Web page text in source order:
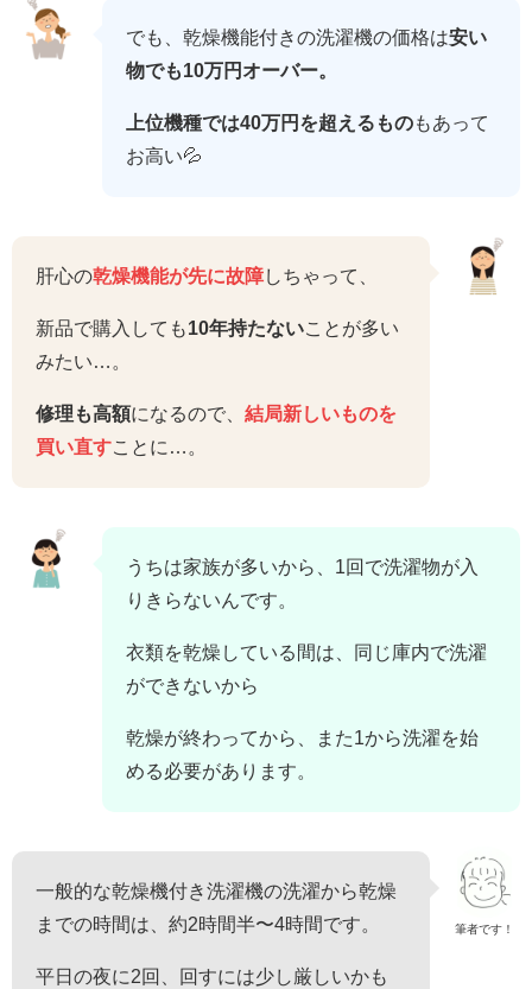
でも、乾燥機能付きの洗濯機の価格は安い
物でも10万円オーバー。
上位機種では40万円を超えるものもあって
お高い💦
肝心の乾燥機能が先に故障しちゃって、
新品で購入しても10年持たないことが多い
みたい…。
修理も高額になるので、 結局新しいものを
買い直すことに…。
うちは家族が多いから、1回で洗濯物が入
りきらないんです。
衣類を乾燥している間は、同じ庫内で洗濯
ができないから
乾燥が終わってから、また1から洗濯を始
める必要があります。
筆者です！
一般的な乾燥機付き洗濯機の洗濯から乾燥
までの時間は、約2時間半〜4時間です。
平日の夜に2回、回すには少し厳しいかも